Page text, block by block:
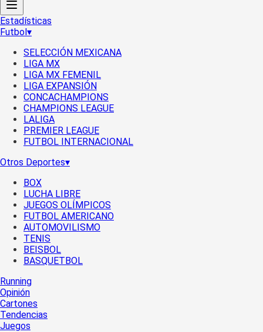
Estadísticas
Futbol▾
SELECCIÓN MEXICANA
LIGA MX
LIGA MX FEMENIL
LIGA EXPANSIÓN
CONCACHAMPIONS
CHAMPIONS LEAGUE
LALIGA
PREMIER LEAGUE
FUTBOL INTERNACIONAL
Otros Deportes▾
BOX
LUCHA LIBRE
JUEGOS OLÍMPICOS
FUTBOL AMERICANO
AUTOMOVILISMO
TENIS
BEISBOL
BASQUETBOL
Running
Opinión
Cartones
Tendencias
Juegos